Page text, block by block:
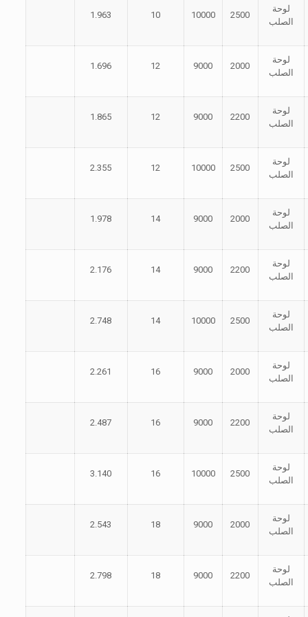
لوحة
الصلب
2500
10000
10
1.963
لوحة
الصلب
2000
9000
12
1.696
لوحة
الصلب
2200
9000
12
1.865
لوحة
الصلب
2500
10000
12
2.355
لوحة
الصلب
2000
9000
14
1.978
لوحة
الصلب
2200
9000
14
2.176
لوحة
الصلب
2500
10000
14
2.748
لوحة
الصلب
2000
9000
16
2.261
لوحة
الصلب
2200
9000
16
2.487
لوحة
الصلب
2500
10000
16
3.140
لوحة
الصلب
2000
9000
18
2.543
لوحة
الصلب
2200
9000
18
2.798